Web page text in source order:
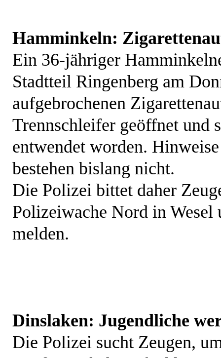
Hamminkeln:
Ein 36-jähriger
Stadtteil Ringenberg am
aufgebrochenen
Trennschleifer geöffnet und
entwendet worden.
bestehen bislang nicht.
Die Polizei bittet daher
Polizeiwache Nord in
melden.
Dinslaken: Jugendliche
Die Polizei sucht Zeugen,